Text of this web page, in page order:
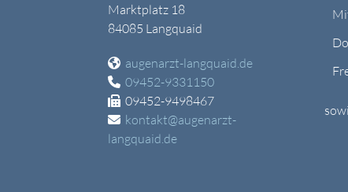
Marktplatz 18
84085 Langquaid
augenarzt-langquaid.de
09452-9331150
09452-9498467
kontakt@augenarzt-
langquaid.de